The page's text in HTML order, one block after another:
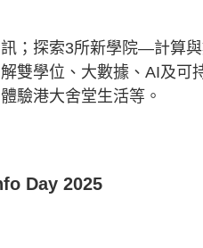
；探索3所新學院—計算
雙學位、大數據、AI及可
驗港大舍堂生活等。
Day 2025